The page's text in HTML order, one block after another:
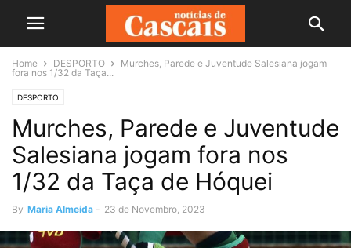
Home DESPORTO
Murches, Parede e Juventude Salesiana jogam
fora nos 1/32 da Taça...
DESPORTO
Murches, Parede e Juventude
Salesiana jogam fora nos
1/32 da Taça de Hóquei
By Maria Almeida - 23 de Novembro, 2023